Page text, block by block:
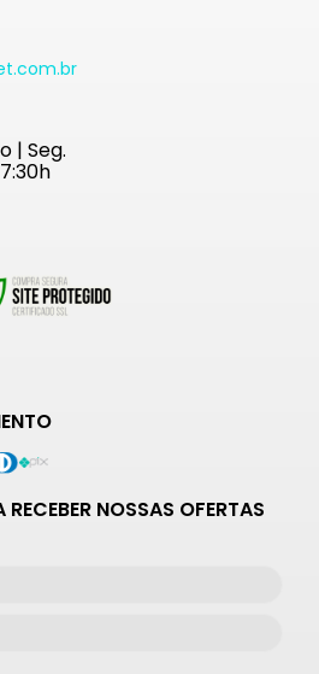
| Seg.
NOSSAS OFERTAS